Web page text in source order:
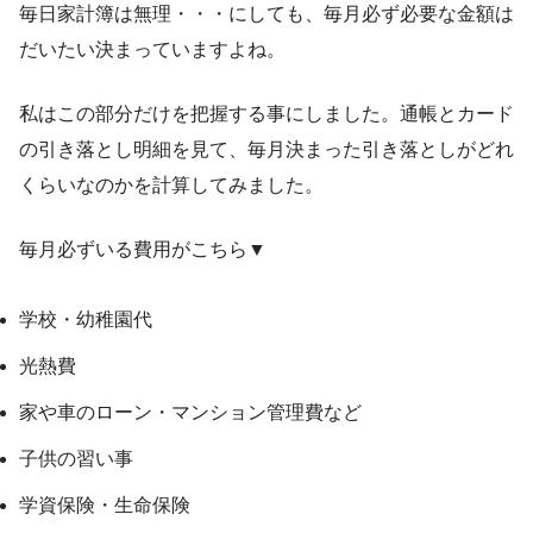
毎日家計簿は無理・・・にしても、毎月必ず必要な金額は
だいたい決まっていますよね。
私はこの部分だけを把握する事にしました。通帳とカード
の引き落とし明細を見て、毎月決まった引き落としがどれ
くらいなのかを計算してみました。
毎月必ずいる費用がこちら▼
学校・幼稚園代
光熱費
家や車のローン・マンション管理費など
子供の習い事
学資保険・生命保険